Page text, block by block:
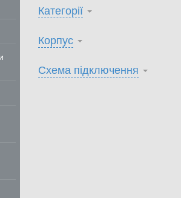
Категорії
Корпус
Схема підключення